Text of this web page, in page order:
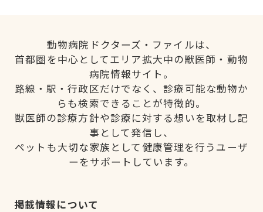
動物病院ドクターズ・ファイルは、
首都圏を中心としてエリア拡大中の獣医師・動物
病院情報サイト。
路線・駅・行政区だけでなく、診療可能な動物か
らも検索できることが特徴的。
獣医師の診療方針や診療に対する想いを取材し記
事として発信し、
ペットも大切な家族として健康管理を行うユーザ
ーをサポートしています。
掲載情報について